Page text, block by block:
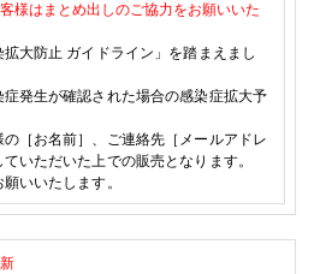
様はまとめ出しのご協力をお願いいた
大防止 ガイドライン」を踏まえまし
発生が確認された場合の感染症拡大予
［お名前］、ご連絡先［メールアドレ
いただいた上での販売となります。
いいたします。